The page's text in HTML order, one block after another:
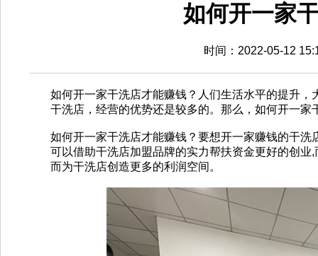
如何开一家
时间：2022-05-12
如何开一家干洗店才能赚钱？人们生活水平的提升
干洗店，经营的优势还是较多的。那么，如何开一家
如何开一家干洗店才能赚钱？要想开一家赚钱的干
可以借助干洗店加盟品牌的实力帮扶资金更好的创
而为干洗店创造更多的利润空间。